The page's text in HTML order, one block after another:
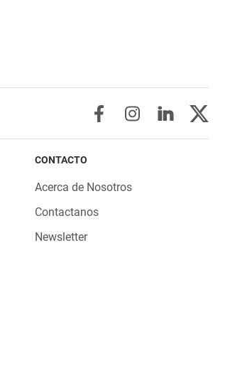
CONTACTO
Acerca de Nosotros
Contactanos
Newsletter